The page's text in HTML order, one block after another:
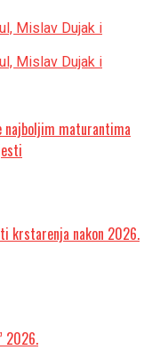
najboljim maturantima
krstarenja nakon 2026.
2026.